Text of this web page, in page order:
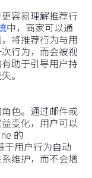
容易理解推荐行
中，商家可以通
将推荐行为与用
行为，而会被视
助于引导用户持
。
色。通过邮件或
变化，用户可以
的
于用户行为自动
维护，而不会增